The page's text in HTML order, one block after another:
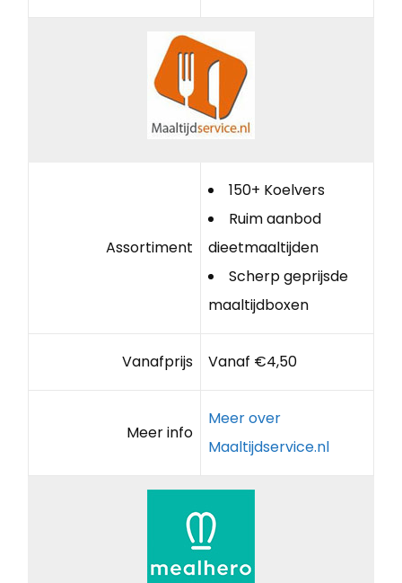
Assortiment
150+ Koelvers
Ruim aanbod
dieetmaaltijden
Scherp geprijsde
maaltijdboxen
Vanafprijs Vanaf €4,50
Meer info
Meer over
Maaltijdservice.nl